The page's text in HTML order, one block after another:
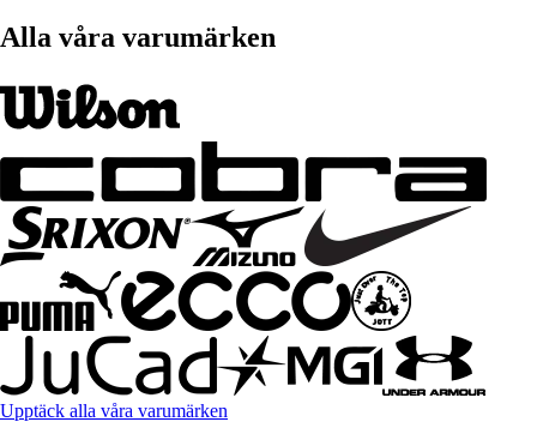
Alla våra varumärken
Upptäck alla våra varumärken